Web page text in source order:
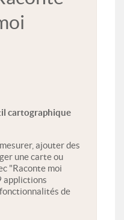
cartographique
ajouter des
une carte ou
"Raconte moi
applictions
de